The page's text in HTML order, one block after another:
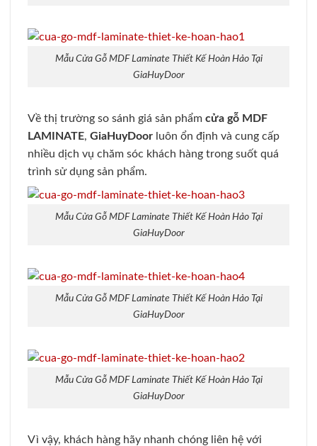
Mẫu Cửa Gỗ MDF Laminate Thiết Kế Hoàn Hảo Tại
GiaHuyDoor
Về thị trường so sánh giá sản phẩm cửa gỗ MDF
LAMINATE, GiaHuyDoor luôn ổn định và cung cấp
nhiều dịch vụ chăm sóc khách hàng trong suốt quá
trình sử dụng sản phẩm.
Mẫu Cửa Gỗ MDF Laminate Thiết Kế Hoàn Hảo Tại
GiaHuyDoor
Mẫu Cửa Gỗ MDF Laminate Thiết Kế Hoàn Hảo Tại
GiaHuyDoor
Mẫu Cửa Gỗ MDF Laminate Thiết Kế Hoàn Hảo Tại
GiaHuyDoor
Vì vậy, khách hàng hãy nhanh chóng liên hệ với